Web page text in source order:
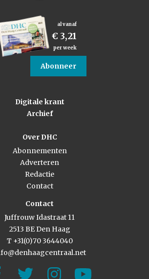
al vanaf
€ 3,21
per week
Abonneer
Digitale krant
Archief
Over DHC
Abonnementen
Adverteren
Redactie
Contact
Contact
Juffrouw Idastraat 11
2513 BE Den Haag
T +31(0)70 3644040